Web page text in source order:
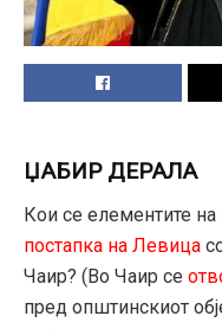
ЏАБИР ДЕРАЛА
Кои се елементите
постапка на Левица
Чаир? (Во Чаир се
пред општинскиот